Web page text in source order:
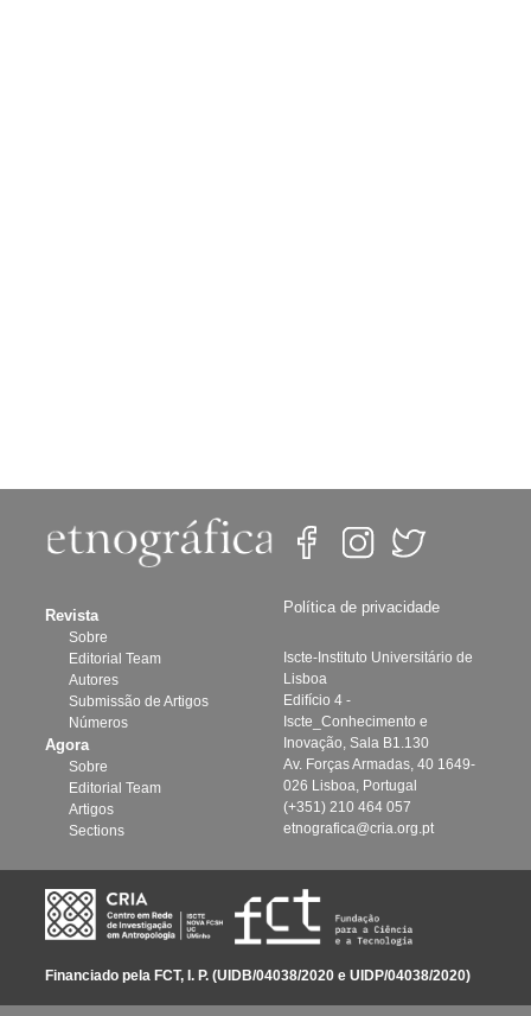
Revista
Sobre
Editorial Team
Autores
Submissão de Artigos
Números
Agora
Sobre
Editorial Team
Artigos
Sections
Política de privacidade
Iscte-Instituto Universitário de
Lisboa
Edifício 4 -
Iscte_Conhecimento e
Inovação, Sala B1.130
Av. Forças Armadas, 40 1649-
026 Lisboa, Portugal
(+351) 210 464 057
etnografica@cria.org.pt
Financiado pela FCT, I. P. (UIDB/04038/2020 e UIDP/04038/2020)